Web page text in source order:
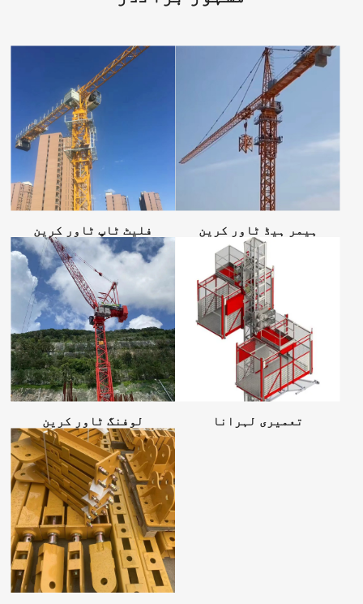
فلیٹ ٹاپ ٹاور کرین ہیمر ہیڈ ٹاور کرین
لوفنگ ٹاور کرین تعمیری لہرانا